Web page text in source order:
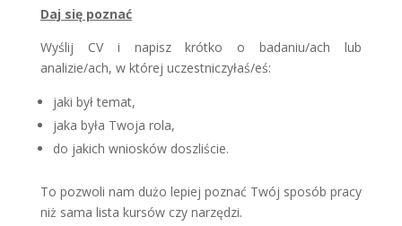
Daj się poznać
Wyślij CV i napisz krótko o badaniu/ach lub
analizie/ach, w której uczestniczyłaś/eś:
jaki był temat,
jaka była Twoja rola,
do jakich wniosków doszliście.
To pozwoli nam dużo lepiej poznać Twój sposób pracy
niż sama lista kursów czy narzędzi.